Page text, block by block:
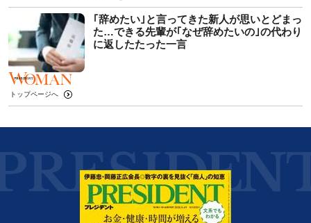
｢辞めたい｣と言ってきた新人が思いとどまっ
た…できる先輩が｢なぜ辞めたいの｣の代わり
に返したたった一言
トップページへ